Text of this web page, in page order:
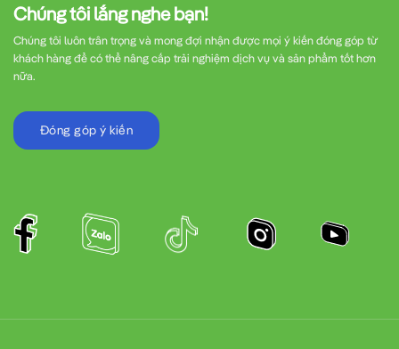
Chúng tôi lắng nghe bạn!
Chúng tôi luôn trân trọng và mong đợi nhận được mọi ý kiến đóng góp từ
khách hàng để có thể nâng cấp trải nghiệm dịch vụ và sản phẩm tốt hơn
nữa.
Đóng góp ý kiến